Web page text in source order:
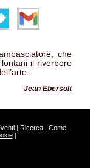
che
il riverbero
Jean Ebersolt
| Ricerca| Come
|